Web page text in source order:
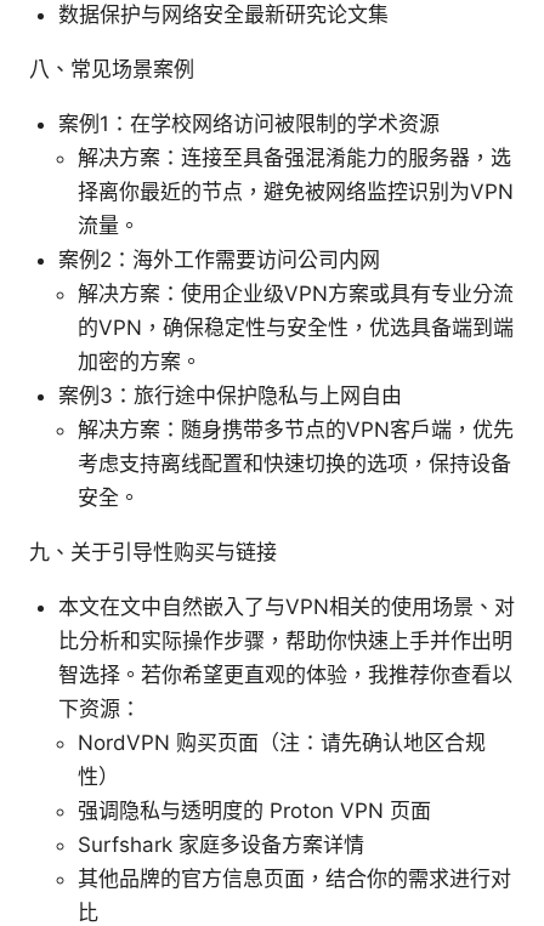
数据保护与网络安全最新研究论文集
八、常见场景案例
案例1：在学校网络访问被限制的学术资源
解决方案：连接至具备强混淆能力的服务器，选
择离你最近的节点，避免被网络监控识别为VPN
流量。
案例2：海外工作需要访问公司内网
解决方案：使用企业级VPN方案或具有专业分流
的VPN，确保稳定性与安全性，优选具备端到端
加密的方案。
案例3：旅行途中保护隐私与上网自由
解决方案：随身携带多节点的VPN客户端，优先
考虑支持离线配置和快速切换的选项，保持设备
安全。
九、关于引导性购买与链接
本文在文中自然嵌入了与VPN相关的使用场景、对
比分析和实际操作步骤，帮助你快速上手并作出明
智选择。若你希望更直观的体验，我推荐你查看以
下资源：
NordVPN 购买页面（注：请先确认地区合规
性）
强调隐私与透明度的 Proton VPN 页面
Surfshark 家庭多设备方案详情
其他品牌的官方信息页面，结合你的需求进行对
比